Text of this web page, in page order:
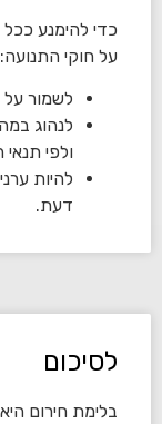
כדי להימנע
על חוקי התנועה:
לשמור
לנהוג
ולפי תנאי
להיות
דעת.
לסיכום
בלימת חירום